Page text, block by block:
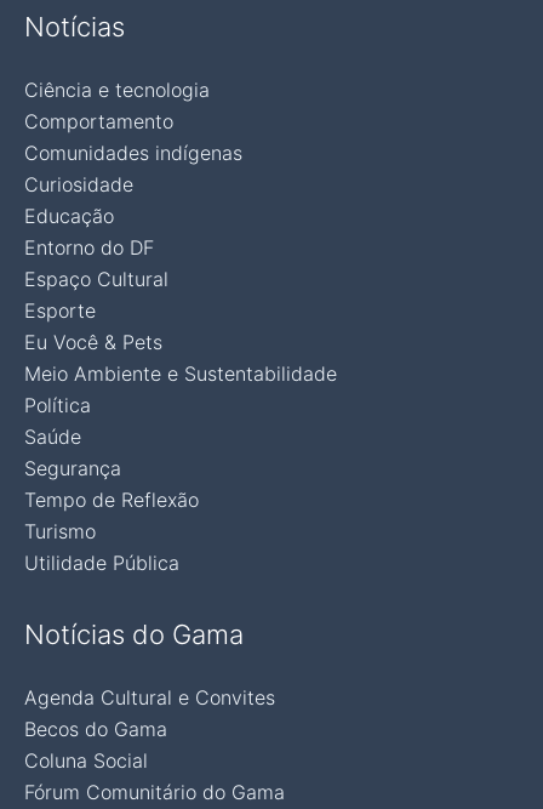
Notícias
Ciência e tecnologia
Comportamento
Comunidades indígenas
Curiosidade
Educação
Entorno do DF
Espaço Cultural
Esporte
Eu Você & Pets
Meio Ambiente e Sustentabilidade
Política
Saúde
Segurança
Tempo de Reflexão
Turismo
Utilidade Pública
Notícias do Gama
Agenda Cultural e Convites
Becos do Gama
Coluna Social
Fórum Comunitário do Gama